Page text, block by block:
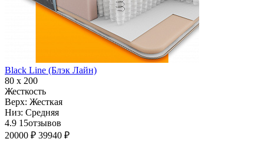
Black Line (Блэк Лайн)
80 х 200
Жесткость
Верх: Жесткая
Низ: Средняя
4.9 15отзывов
20000 ₽ 39940 ₽